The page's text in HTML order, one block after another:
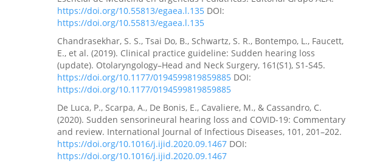
https://doi.org/10.55813/egaea.l.135 DOI:
https://doi.org/10.55813/egaea.l.135
Chandrasekhar, S. S., Tsai Do, B., Schwartz, S. R., Bontempo, L., Faucett,
E., et al. (2019). Clinical practice guideline: Sudden hearing loss
(update). Otolaryngology–Head and Neck Surgery, 161(S1), S1-S45.
https://doi.org/10.1177/0194599819859885 DOI:
https://doi.org/10.1177/0194599819859885
De Luca, P., Scarpa, A., De Bonis, E., Cavaliere, M., & Cassandro, C.
(2020). Sudden sensorineural hearing loss and COVID-19: Commentary
and review. International Journal of Infectious Diseases, 101, 201–202.
https://doi.org/10.1016/j.ijid.2020.09.1467 DOI:
https://doi.org/10.1016/j.ijid.2020.09.1467